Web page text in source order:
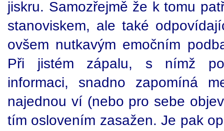
jiskru. Samozřejmě že k tomu
stanoviskem, ale také
ovšem nutkavým emočním
Při jistém zápalu, s nímž
informaci, snadno zapomíná
najednou ví (nebo pro sebe
tím oslovením zasažen. Je pak